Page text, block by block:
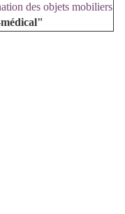
des objets mobiliers